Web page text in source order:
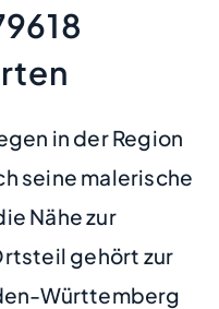
in der Region
seine malerische
Nähe zur
gehört zur
Württemberg